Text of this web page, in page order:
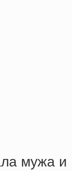
мужа и